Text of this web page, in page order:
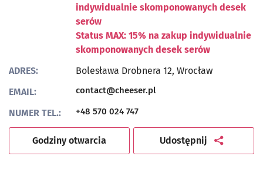
indywidualnie skomponowanych desek
serów
Status MAX: 15% na zakup indywidualnie
skomponowanych desek serów
ADRES:
Bolesława Drobnera 12, Wrocław
EMAIL:
contact@cheeser.pl
NUMER TEL.: +48 570 024 747
Godziny otwarcia Udostępnij artykuł